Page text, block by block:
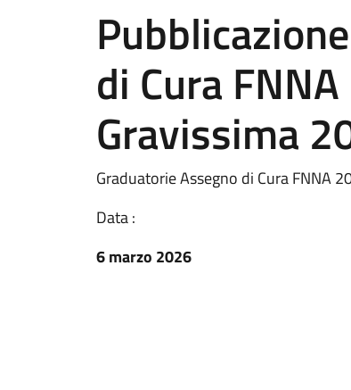
di Cura
Gravissima
Graduatorie Assegno di Cura FNNA
Data :
6 marzo 2026